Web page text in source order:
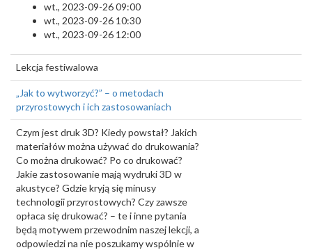
wt., 2023-09-26 09:00
wt., 2023-09-26 10:30
wt., 2023-09-26 12:00
Lekcja festiwalowa
„Jak to wytworzyć?” – o metodach
przyrostowych i ich zastosowaniach
Czym jest druk 3D? Kiedy powstał? Jakich
materiałów można używać do drukowania?
Co można drukować? Po co drukować?
Jakie zastosowanie mają wydruki 3D w
akustyce? Gdzie kryją się minusy
technologii przyrostowych? Czy zawsze
opłaca się drukować? – te i inne pytania
będą motywem przewodnim naszej lekcji, a
odpowiedzi na nie poszukamy wspólnie w